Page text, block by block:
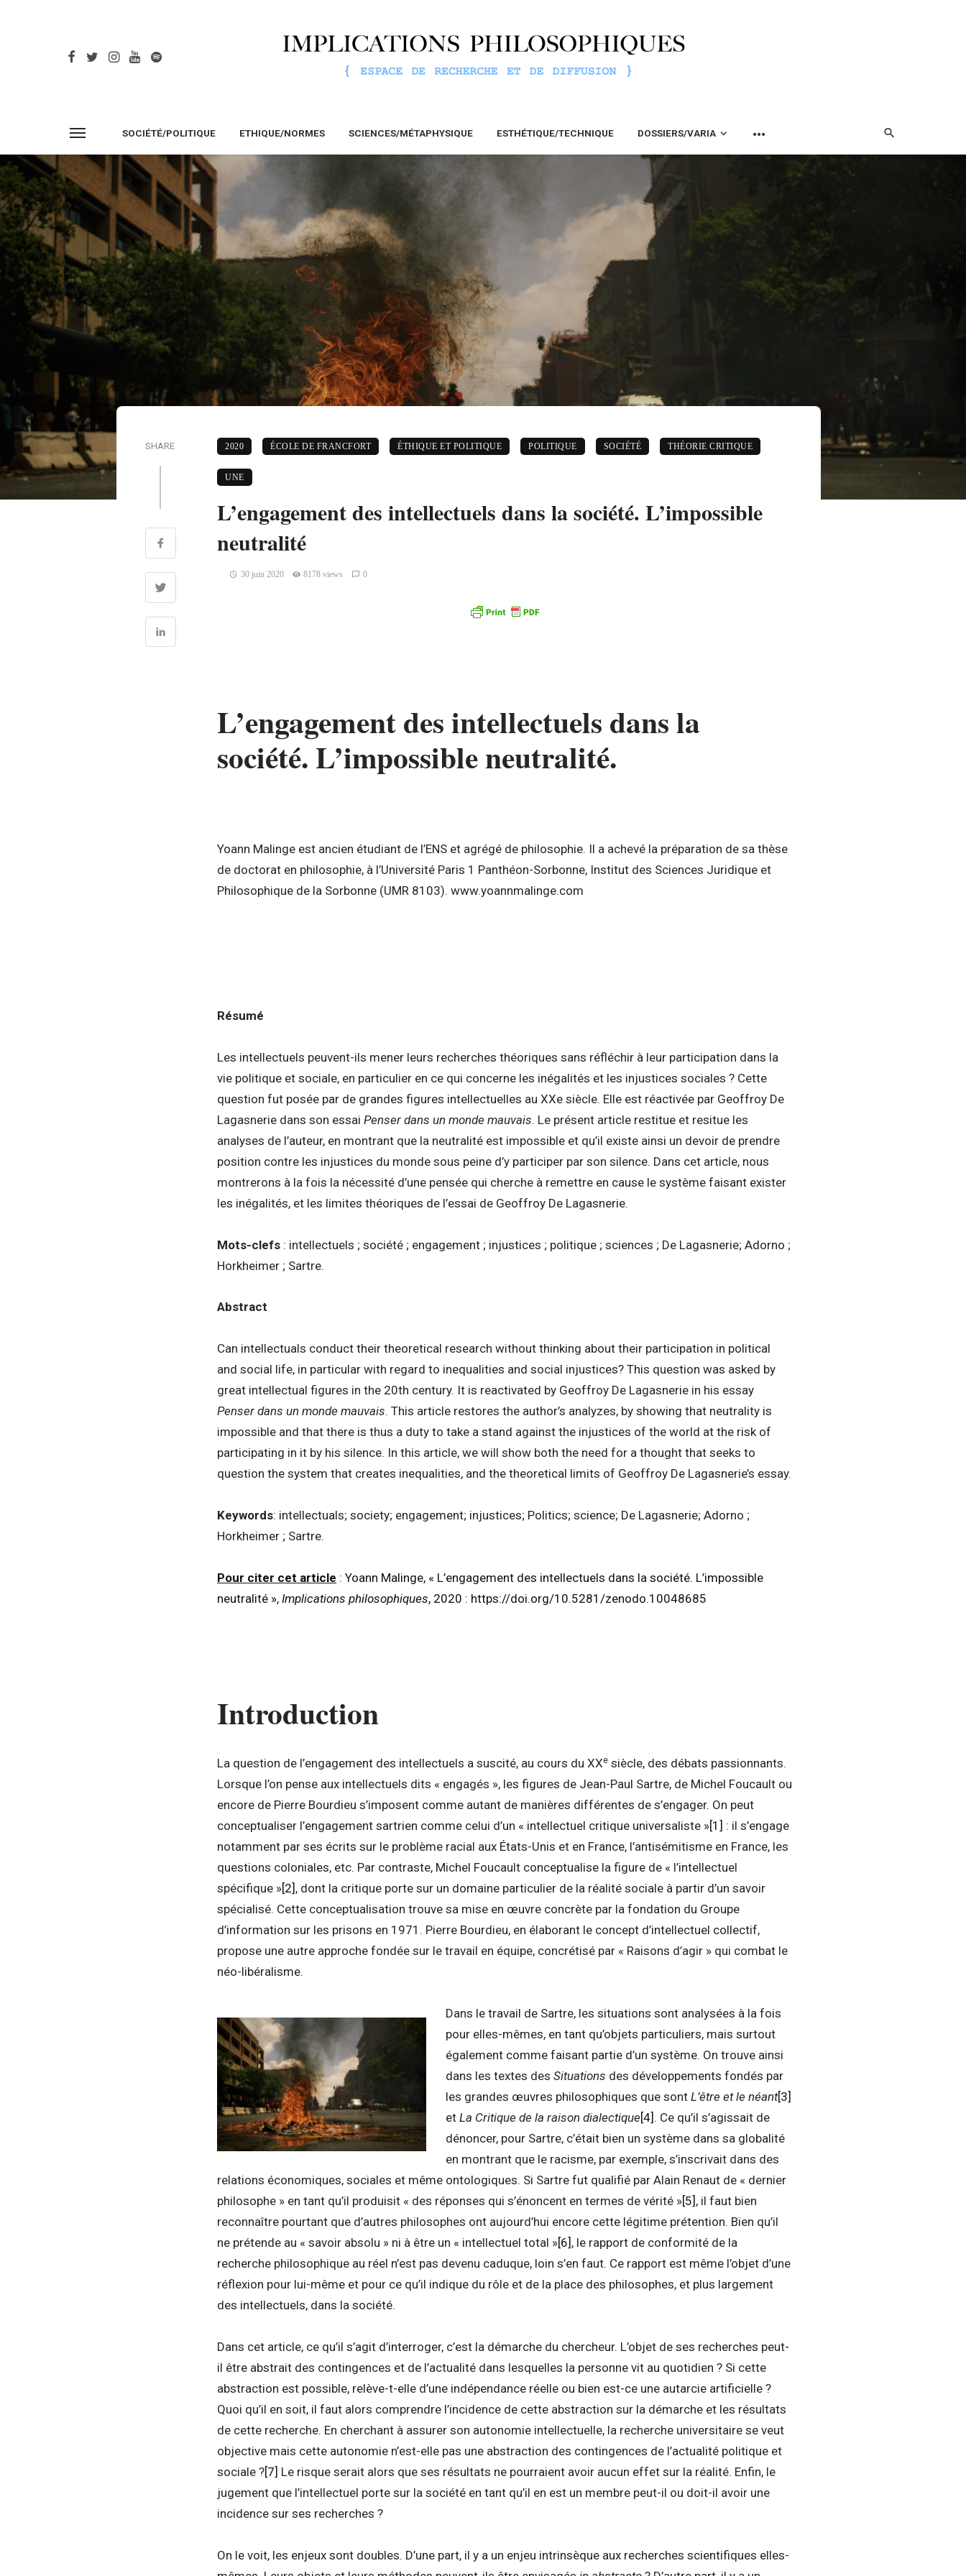
SOCIÉTÉ/POLITIQUE ETHIQUE/NORMES SCIENCES/MÉTAPHYSIQUE ESTHÉTIQUE/TECHNIQUE DOSSIERS/VARIA
SHARE 2020 ÉCOLE DE FRANCFORT ÉTHIQUE ET POLITIQUE POLITIQUE SOCIÉTÉ THÉORIE CRITIQUE
UNE
L’engagement des intellectuels dans la société. L’impossible
neutralité
30 juin 2020 8178 views 0
L’engagement des intellectuels dans la
société. L’impossible neutralité.
Yoann Malinge est ancien étudiant de l’ENS et agrégé de philosophie. Il a achevé la préparation de sa thèse
de doctorat en philosophie, à l’Université Paris 1 Panthéon-Sorbonne, Institut des Sciences Juridique et
Philosophique de la Sorbonne (UMR 8103). www.yoannmalinge.com
Résumé
Les intellectuels peuvent-ils mener leurs recherches théoriques sans réfléchir à leur participation dans la
vie politique et sociale, en particulier en ce qui concerne les inégalités et les injustices sociales ? Cette
question fut posée par de grandes figures intellectuelles au XXe siècle. Elle est réactivée par Geoffroy De
Lagasnerie dans son essai Penser dans un monde mauvais. Le présent article restitue et resitue les
analyses de l’auteur, en montrant que la neutralité est impossible et qu’il existe ainsi un devoir de prendre
position contre les injustices du monde sous peine d’y participer par son silence. Dans cet article, nous
montrerons à la fois la nécessité d’une pensée qui cherche à remettre en cause le système faisant exister
les inégalités, et les limites théoriques de l’essai de Geoffroy De Lagasnerie.
Mots-clefs : intellectuels ; société ; engagement ; injustices ; politique ; sciences ; De Lagasnerie; Adorno ;
Horkheimer ; Sartre.
Abstract
Can intellectuals conduct their theoretical research without thinking about their participation in political
and social life, in particular with regard to inequalities and social injustices? This question was asked by
great intellectual figures in the 20th century. It is reactivated by Geoffroy De Lagasnerie in his essay
Penser dans un monde mauvais. This article restores the author’s analyzes, by showing that neutrality is
impossible and that there is thus a duty to take a stand against the injustices of the world at the risk of
participating in it by his silence. In this article, we will show both the need for a thought that seeks to
question the system that creates inequalities, and the theoretical limits of Geoffroy De Lagasnerie’s essay.
Keywords: intellectuals; society; engagement; injustices; Politics; science; De Lagasnerie; Adorno ;
Horkheimer ; Sartre.
Pour citer cet article : Yoann Malinge, « L’engagement des intellectuels dans la société. L’impossible
neutralité », Implications philosophiques, 2020 : https://doi.org/10.5281/zenodo.10048685
Introduction
La question de l’engagement des intellectuels a suscité, au cours du XXe siècle, des débats passionnants.
Lorsque l’on pense aux intellectuels dits « engagés », les figures de Jean-Paul Sartre, de Michel Foucault ou
encore de Pierre Bourdieu s’imposent comme autant de manières différentes de s’engager. On peut
conceptualiser l’engagement sartrien comme celui d’un « intellectuel critique universaliste »[1] : il s’engage
notamment par ses écrits sur le problème racial aux États-Unis et en France, l’antisémitisme en France, les
questions coloniales, etc. Par contraste, Michel Foucault conceptualise la figure de « l’intellectuel
spécifique »[2] , dont la critique porte sur un domaine particulier de la réalité sociale à partir d’un savoir
spécialisé. Cette conceptualisation trouve sa mise en œuvre concrète par la fondation du Groupe
d’information sur les prisons en 1971. Pierre Bourdieu, en élaborant le concept d’intellectuel collectif,
propose une autre approche fondée sur le travail en équipe, concrétisé par « Raisons d’agir » qui combat le
néo-libéralisme.
Dans le travail de Sartre, les situations sont analysées à la fois
pour elles-mêmes, en tant qu’objets particuliers, mais surtout
également comme faisant partie d’un système. On trouve ainsi
dans les textes desSituations des développements fondés par
les grandes œuvres philosophiques que sontL’être et le néant[3]
etLa Critique de la raison dialectique[4] . Ce qu’il s’agissait de
dénoncer, pour Sartre, c’était bien un système dans sa globalité
en montrant que le racisme, par exemple, s’inscrivait dans des
relations économiques, sociales et même ontologiques. Si Sartre fut qualifié par Alain Renaut de « dernier
philosophe » en tant qu’il produisit « des réponses qui s’énoncent en termes de vérité »[5] , il faut bien
reconnaître pourtant que d’autres philosophes ont aujourd’hui encore cette légitime prétention. Bien qu’il
ne prétende au « savoir absolu » ni à être un « intellectuel total »[6] , le rapport de conformité de la
recherche philosophique au réel n’est pas devenu caduque, loin s’en faut. Ce rapport est même l’objet d’une
réflexion pour lui-même et pour ce qu’il indique du rôle et de la place des philosophes, et plus largement
des intellectuels, dans la société.
Dans cet article, ce qu’il s’agit d’interroger, c’est la démarche du chercheur. L’objet de ses recherches peut-
il être abstrait des contingences et de l’actualité dans lesquelles la personne vit au quotidien ? Si cette
abstraction est possible, relève-t-elle d’une indépendance réelle ou bien est-ce une autarcie artificielle ?
Quoi qu’il en soit, il faut alors comprendre l’incidence de cette abstraction sur la démarche et les résultats
de cette recherche. En cherchant à assurer son autonomie intellectuelle, la recherche universitaire se veut
objective mais cette autonomie n’est-elle pas une abstraction des contingences de l’actualité politique et
sociale ?[7] Le risque serait alors que ses résultats ne pourraient avoir aucun effet sur la réalité. Enfin, le
jugement que l’intellectuel porte sur la société en tant qu’il en est un membre peut-il ou doit-il avoir une
incidence sur ses recherches ?
On le voit, les enjeux sont doubles. D’une part, il y a un enjeu intrinsèque aux recherches scientifiques elles-